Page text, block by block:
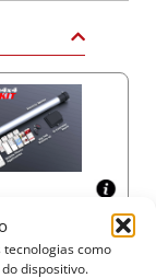
como
dispositivo.
funcional
de
60 litros por
intensas.